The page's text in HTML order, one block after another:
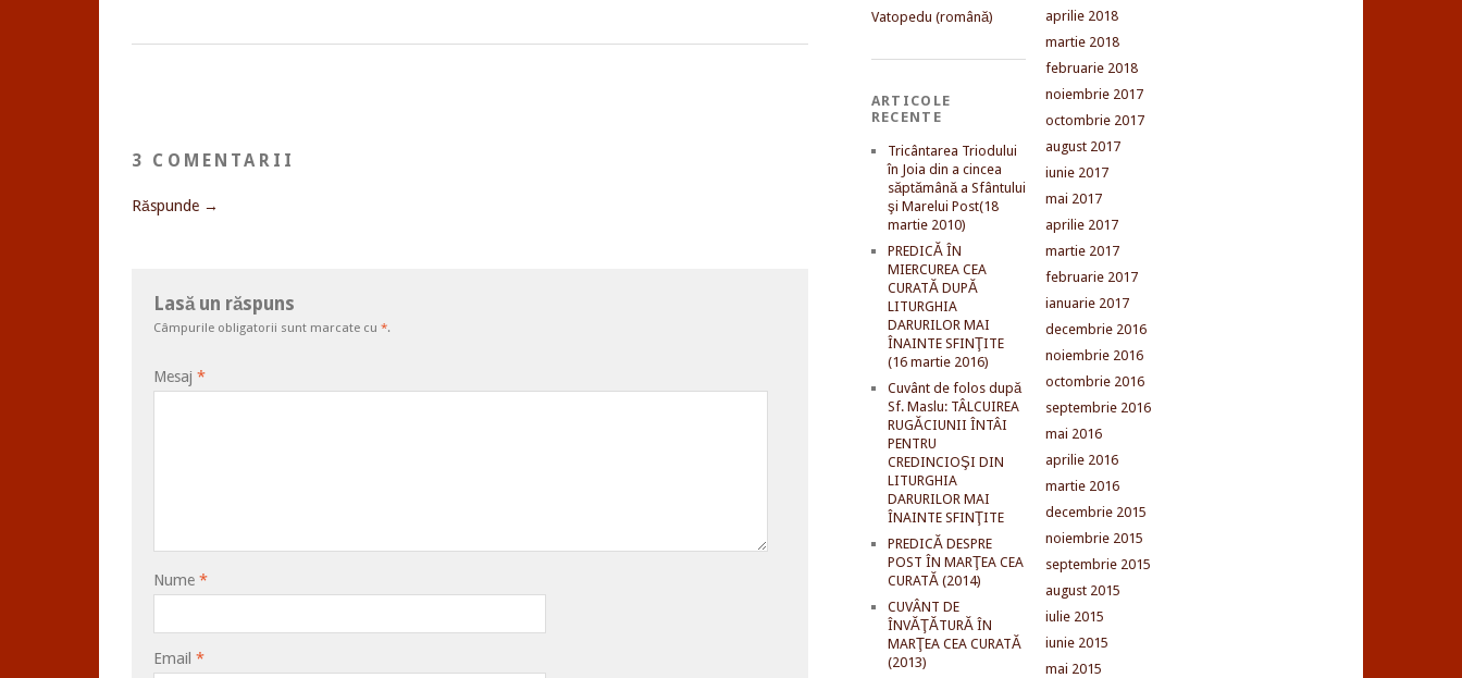
3 COMENTARII
Răspunde →
Lasă un răspuns
Câmpurile obligatorii sunt marcate cu *.
Mesaj *
Nume *
Email *
Vatopedu (română)
ARTICOLE
RECENTE
Tricântarea Triodului
în Joia din a cincea
săptămână a Sfântului
şi Marelui Post(18
martie 2010)
PREDICĂ ÎN
MIERCUREA CEA
CURATĂ DUPĂ
LITURGHIA
DARURILOR MAI
ÎNAINTE SFINŢITE
(16 martie 2016)
Cuvânt de folos după
Sf. Maslu: TÂLCUIREA
RUGĂCIUNII ÎNTÂI
PENTRU
CREDINCIOŞI DIN
LITURGHIA
DARURILOR MAI
ÎNAINTE SFINŢITE
PREDICĂ DESPRE
POST ÎN MARŢEA CEA
CURATĂ (2014)
CUVÂNT DE
ÎNVĂŢĂTURĂ ÎN
MARŢEA CEA CURATĂ
(2013)
aprilie 2018
martie 2018
februarie 2018
noiembrie 2017
octombrie 2017
august 2017
iunie 2017
mai 2017
aprilie 2017
martie 2017
februarie 2017
ianuarie 2017
decembrie 2016
noiembrie 2016
octombrie 2016
septembrie 2016
mai 2016
aprilie 2016
martie 2016
decembrie 2015
noiembrie 2015
septembrie 2015
august 2015
iulie 2015
iunie 2015
mai 2015